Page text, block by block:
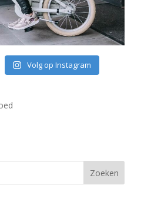
Volg op Instagram